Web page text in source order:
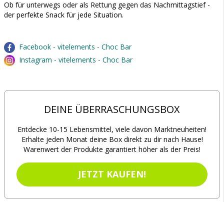
Ob für unterwegs oder als Rettung gegen das Nachmittagstief -
der perfekte Snack für jede Situation.
Facebook - vitelements - Choc Bar
Instagram - vitelements - Choc Bar
DEINE ÜBERRASCHUNGSBOX
Entdecke 10-15 Lebensmittel, viele davon Marktneuheiten!
Erhalte jeden Monat deine Box direkt zu dir nach Hause!
Warenwert der Produkte garantiert höher als der Preis!
JETZT KAUFEN!